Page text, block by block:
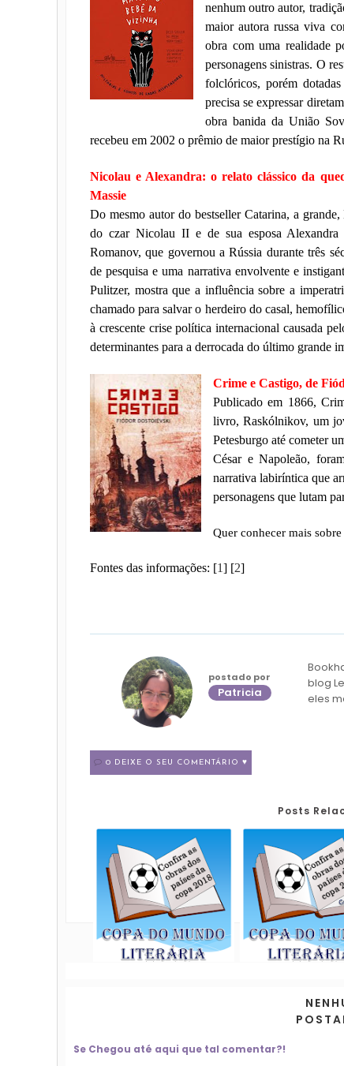
nenhum outro autor,
maior autora russa viva
obra com uma realidade
personagens sinistras. O
folclóricos, porém
precisa se expressar
obra banida da União
recebeu em 2002 o prêmio de maior prestígio na
Nicolau e Alexandra: o relato clássico da
Massie
Do mesmo autor do bestseller Catarina, a
do czar Nicolau II e de sua esposa Alexandra
Romanov, que governou a Rússia durante três
de pesquisa e uma narrativa envolvente e
Pulitzer, mostra que a influência sobre a
chamado para salvar o herdeiro do casal,
à crescente crise política internacional causada
determinantes para a derrocada do último grande
Crime e Castigo, de
Publicado em 1866,
livro, Raskólnikov, um
Petesburgo até cometer
César e Napoleão,
narrativa labiríntica que
personagens que lutam
Quer conhecer mais
Fontes das informações: [1] [2]
postado por
Patricia
blog
eles
0 DEIXE O SEU COMENTÁRIO ♥
Posts
Se Chegou até aqui que tal comentar?!